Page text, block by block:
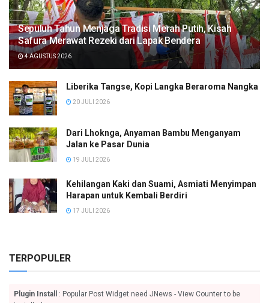
Sepuluh Tahun Menjaga Tradisi Merah Putih, Kisah
Safura Merawat Rezeki dari Lapak Bendera
4 AGUSTUS 2026
Liberika Tangse, Kopi Langka Beraroma Nangka
20 JULI 2026
Dari Lhoknga, Anyaman Bambu Menganyam
Jalan ke Pasar Dunia
19 JULI 2026
Kehilangan Kaki dan Suami, Asmiati Menyimpan
Harapan untuk Kembali Berdiri
17 JULI 2026
TERPOPULER
Plugin Install
: Popular Post Widget need JNews - View Counter to be